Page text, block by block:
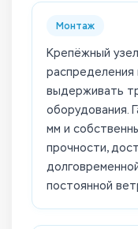
Монтаж
Крепёжный
распределения
выдерживать
оборудования.
мм и
прочности,
постоянной